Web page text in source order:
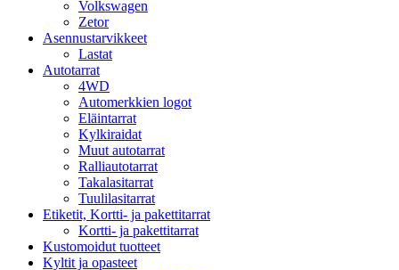
Volkswagen
Zetor
Asennustarvikkeet
Lastat
Autotarrat
4WD
Automerkkien logot
Eläintarrat
Kylkiraidat
Muut autotarrat
Ralliautotarrat
Takalasitarrat
Tuulilasitarrat
Etiketit, Kortti- ja pakettitarrat
Kortti- ja pakettitarrat
Kustomoidut tuotteet
Kyltit ja opasteet